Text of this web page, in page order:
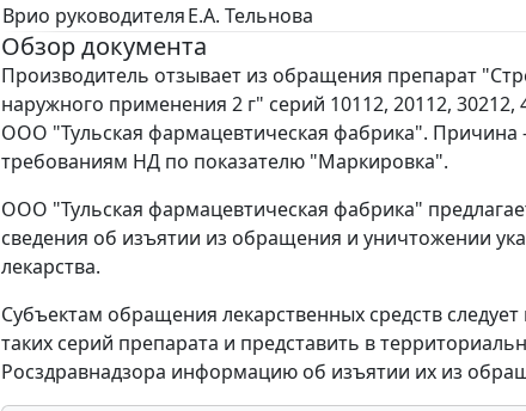
Врио руководителяЕ.А. Тельнова
Обзор документа
Производитель отзывает из обращения препарат
наружного применения 2 г" серий 10112, 20112, 30212,
ООО "Тульская фармацевтическая фабрика". Причина -
требованиям НД по показателю "Маркировка".
ООО "Тульская фармацевтическая фабрика"
сведения об изъятии из обращения и уничтожении
лекарства.
Субъектам обращения лекарственных средств
таких серий препарата и представить в
Росздравнадзора информацию об изъятии их из